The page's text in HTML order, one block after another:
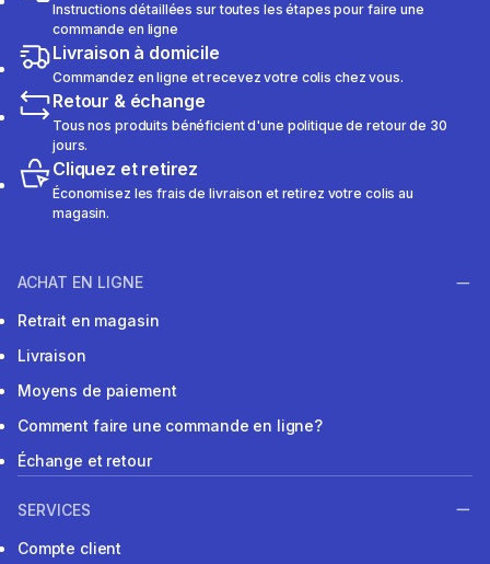
Instructions détaillées sur toutes les étapes pour faire une
commande en ligne
Livraison à domicile
Commandez en ligne et recevez votre colis chez vous.
Retour & échange
Tous nos produits bénéficient d'une politique de retour de 30
jours.
Cliquez et retirez
Économisez les frais de livraison et retirez votre colis au
magasin.
ACHAT EN LIGNE
Retrait en magasin
Livraison
Moyens de paiement
Comment faire une commande en ligne?
Échange et retour
SERVICES
Compte client